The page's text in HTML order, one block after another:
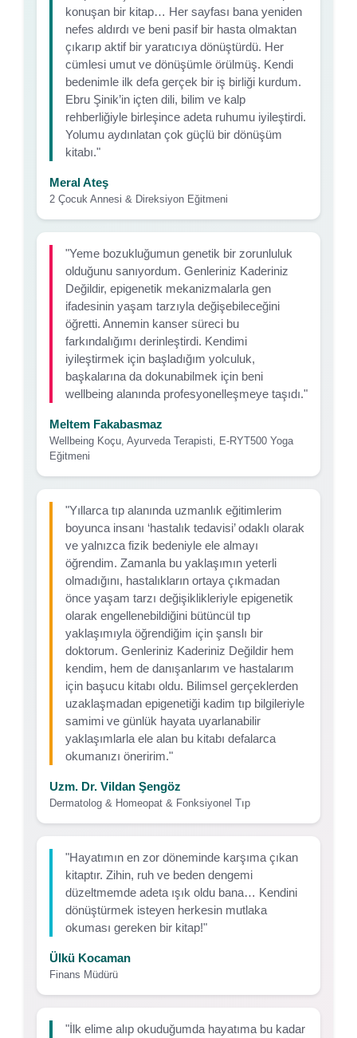
konuşan bir kitap… Her sayfası bana yeniden
nefes aldırdı ve beni pasif bir hasta olmaktan
çıkarıp aktif bir yaratıcıya dönüştürdü. Her
cümlesi umut ve dönüşümle örülmüş. Kendi
bedenimle ilk defa gerçek bir iş birliği kurdum.
Ebru Şinik’in içten dili, bilim ve kalp
rehberliğiyle birleşince adeta ruhumu iyileştirdi.
Yolumu aydınlatan çok güçlü bir dönüşüm
kitabı."
Meral Ateş
2 Çocuk Annesi & Direksiyon Eğitmeni
"Yeme bozukluğumun genetik bir zorunluluk
olduğunu sanıyordum. Genleriniz Kaderiniz
Değildir, epigenetik mekanizmalarla gen
ifadesinin yaşam tarzıyla değişebileceğini
öğretti. Annemin kanser süreci bu
farkındalığımı derinleştirdi. Kendimi
iyileştirmek için başladığım yolculuk,
başkalarına da dokunabilmek için beni
wellbeing alanında profesyonelleşmeye taşıdı."
Meltem Fakabasmaz
Wellbeing Koçu, Ayurveda Terapisti, E-RYT500 Yoga
Eğitmeni
"Yıllarca tıp alanında uzmanlık eğitimlerim
boyunca insanı ‘hastalık tedavisi’ odaklı olarak
ve yalnızca fizik bedeniyle ele almayı
öğrendim. Zamanla bu yaklaşımın yeterli
olmadığını, hastalıkların ortaya çıkmadan
önce yaşam tarzı değişiklikleriyle epigenetik
olarak engellenebildiğini bütüncül tıp
yaklaşımıyla öğrendiğim için şanslı bir
doktorum. Genleriniz Kaderiniz Değildir hem
kendim, hem de danışanlarım ve hastalarım
için başucu kitabı oldu. Bilimsel gerçeklerden
uzaklaşmadan epigenetiği kadim tıp bilgileriyle
samimi ve günlük hayata uyarlanabilir
yaklaşımlarla ele alan bu kitabı defalarca
okumanızı öneririm."
Uzm. Dr. Vildan Şengöz
Dermatolog & Homeopat & Fonksiyonel Tıp
"Hayatımın en zor döneminde karşıma çıkan
kitaptır. Zihin, ruh ve beden dengemi
düzeltmemde adeta ışık oldu bana… Kendini
dönüştürmek isteyen herkesin mutlaka
okuması gereken bir kitap!"
Ülkü Kocaman
Finans Müdürü
"İlk elime alıp okuduğumda hayatıma bu kadar